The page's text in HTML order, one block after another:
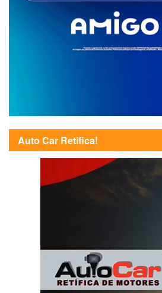
Auto Car Retifica!